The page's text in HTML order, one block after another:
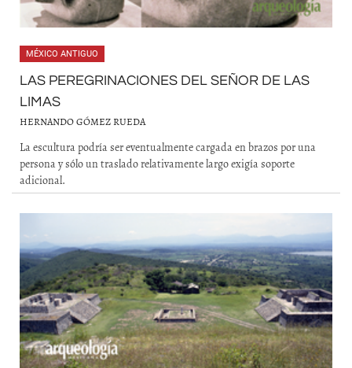
MÉXICO ANTIGUO
LAS PEREGRINACIONES DEL SEÑOR DE LAS
LIMAS
HERNANDO GÓMEZ RUEDA
La escultura podría ser eventualmente cargada en brazos por una
persona y sólo un traslado relativamente largo exigía soporte
adicional.